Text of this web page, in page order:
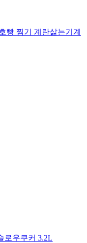
빵 찜기 계란삶는기계
로우쿠커 3.2L